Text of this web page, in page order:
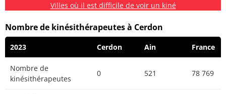
Villes où il est difficile de voir un kiné
Nombre de kinésithérapeutes à Cerdon
2023 Cerdon Ain France
Nombre de
kinésithérapeutes
0 521 78 769